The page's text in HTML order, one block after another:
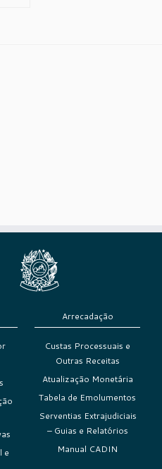
e
Arrecadação
Custas Processuais e
Outras Receitas
Atualização Monetária
Tabela de Emolumentos
Serventias Extrajudiciais
– Guias e Relatórios
Manual CADIN